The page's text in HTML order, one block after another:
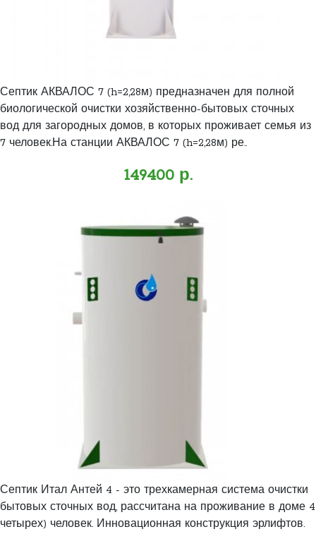
Септик АКВАЛОС 7 (h=2,28м) предназначен для полной
биологической очистки хозяйственно-бытовых сточных
вод для загородных домов, в которых проживает семья из
7 человек.На станции АКВАЛОС 7 (h=2,28м) ре..
149400 р.
Септик Итал Антей 4 - это трехкамерная система очистки
бытовых сточных вод, рассчитана на проживание в доме 4
четырех) человек. Инновационная конструкция эрлифтов.